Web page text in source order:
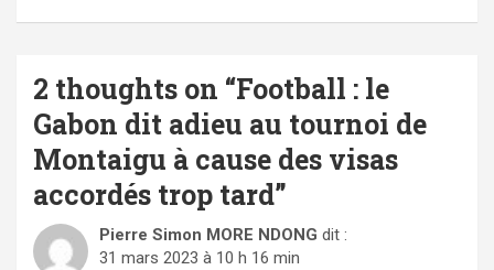
2 thoughts on “Football : le
Gabon dit adieu au tournoi de
Montaigu à cause des visas
accordés trop tard”
Pierre Simon MORE NDONG dit :
31 mars 2023 à 10 h 16 min